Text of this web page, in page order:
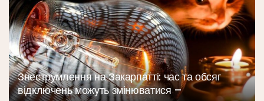
Знеструмлення на Закарпатті: час та обсяг
відключень можуть змінюватися –